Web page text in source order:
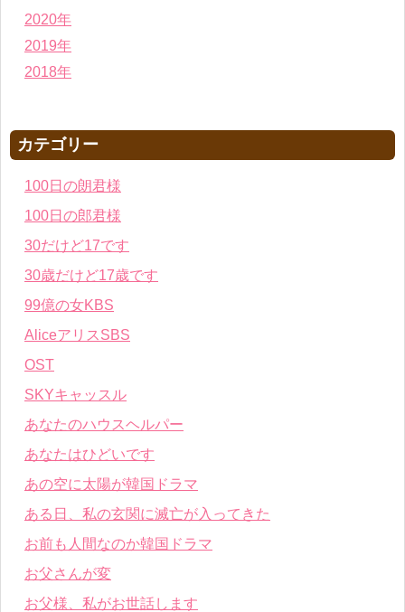
2020年
2019年
2018年
カテゴリー
100日の朗君様
100日の郎君様
30だけど17です
30歳だけど17歳です
99億の女KBS
AliceアリスSBS
OST
SKYキャッスル
あなたのハウスヘルパー
あなたはひどいです
あの空に太陽が韓国ドラマ
ある日、私の玄関に滅亡が入ってきた
お前も人間なのか韓国ドラマ
お父さんが変
お父様、私がお世話します